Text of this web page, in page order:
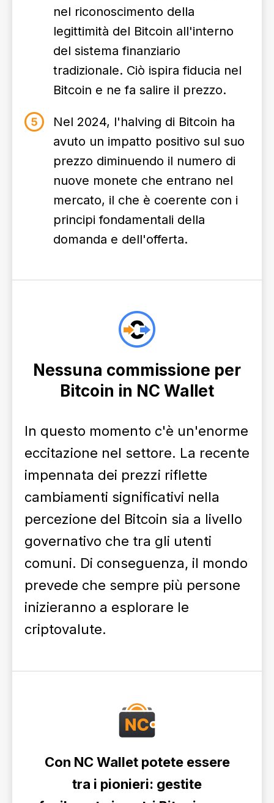
nel riconoscimento della
legittimità del Bitcoin all'interno
del sistema finanziario
tradizionale. Ciò ispira fiducia nel
Bitcoin e ne fa salire il prezzo.
Nel 2024, l'halving di Bitcoin ha
avuto un impatto positivo sul suo
prezzo diminuendo il numero di
nuove monete che entrano nel
mercato, il che è coerente con i
principi fondamentali della
domanda e dell'offerta.
Nessuna commissione per
Bitcoin in NC Wallet
In questo momento c'è un'enorme
eccitazione nel settore. La recente
impennata dei prezzi riflette
cambiamenti significativi nella
percezione del Bitcoin sia a livello
governativo che tra gli utenti
comuni. Di conseguenza, il mondo
prevede che sempre più persone
inizieranno a esplorare le
criptovalute.
Con NC Wallet potete essere
tra i pionieri: gestite